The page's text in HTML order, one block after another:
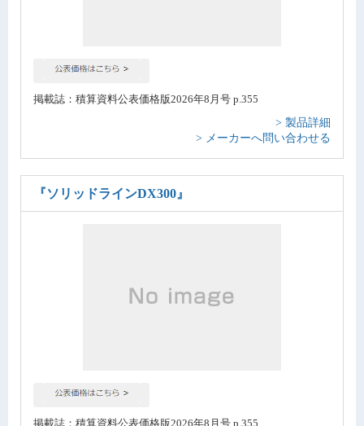
掲載誌：積算資料公表価格版2026年8月号 p.355
> 製品詳細
> メーカーへ問い合わせる
『ソリッドラインDX300』
掲載誌：積算資料公表価格版2026年8月号 p.355